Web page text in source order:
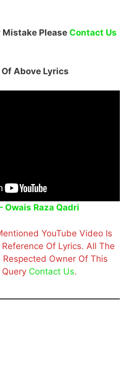
Please Contact Us
Above Lyrics
Owais Raza Qadri
YouTube Video Is
Of Lyrics. All The
Owner Of This
Contact Us.